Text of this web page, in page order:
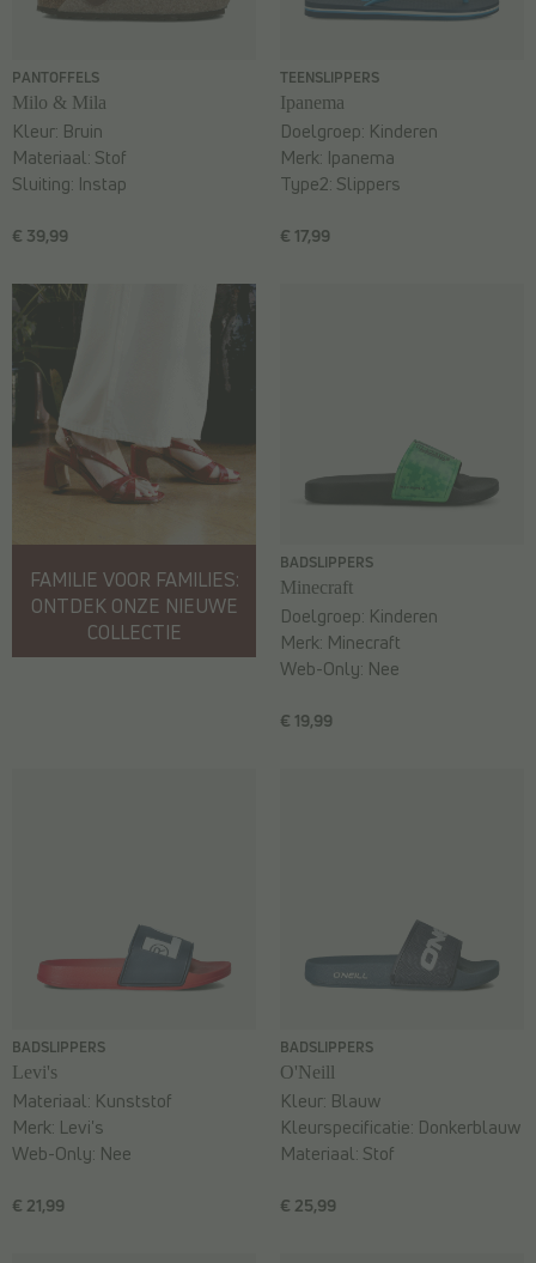
PANTOFFELS
Milo & Mila
€ 39,99
Kleur: Bruin
Materiaal: Stof
Sluiting: Instap
TEENSLIPPERS
Ipanema
€ 17,99
Doelgroep: Kinderen
Merk: Ipanema
Type2: Slippers
FAMILIE VOOR FAMILIES:
ONTDEK ONZE NIEUWE
COLLECTIE
BADSLIPPERS
Minecraft
€ 19,99
Doelgroep: Kinderen
Merk: Minecraft
Web-Only: Nee
BADSLIPPERS
Levi's
€ 21,99
Materiaal: Kunststof
Merk: Levi's
Web-Only: Nee
BADSLIPPERS
O'Neill
€ 25,99
Kleur: Blauw
Kleurspecificatie: Donkerblauw
Materiaal: Stof